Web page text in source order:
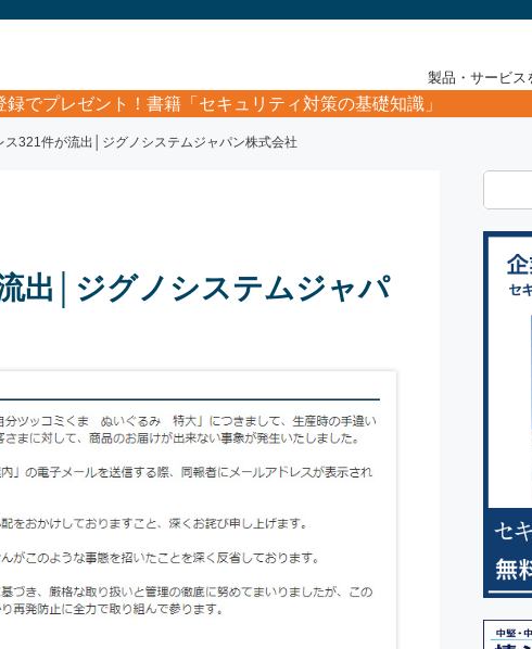
製品・サービス
録でプレゼント！書籍「セキュリティ対策の基礎知識」
ス321件が流出│ジグノシステムジャパン株式会社
出│ジグノシステムジャパ